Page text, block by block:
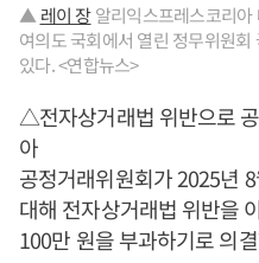
▲ 레이 장알리익스프레스코리아
여의도 국회에서 열린 정무위원
있다. <연합뉴스>
△전자상거래법 위반으로
아
공정거래위원회가 2025년
대해 전자상거래법 위반을
100만 원을 부과하기로 의